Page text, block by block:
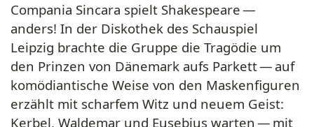
Compania Sincara spielt Shakespeare —
anders! In der Diskothek des Schauspiel
Leipzig brachte die Gruppe die Tragödie um
den Prinzen von Dänemark aufs Parkett — auf
komödiantische Weise von den Maskenfiguren
erzählt mit scharfem Witz und neuem Geist:
Kerbel, Waldemar und Eusebius warten — mit